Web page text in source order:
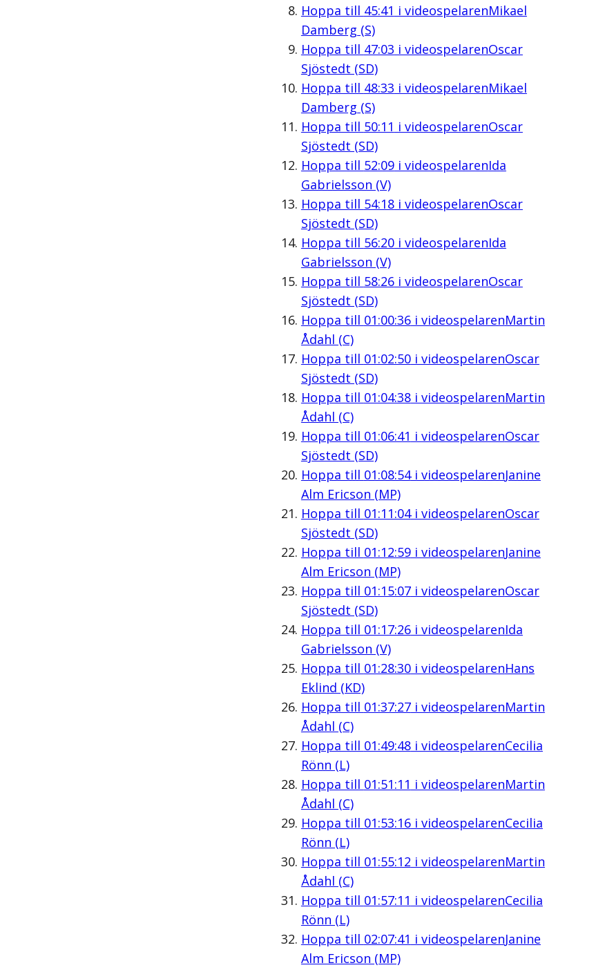
Hoppa till 45:41 i videospelarenMikael
Damberg (S)
Hoppa till 47:03 i videospelarenOscar
Sjöstedt (SD)
Hoppa till 48:33 i videospelarenMikael
Damberg (S)
Hoppa till 50:11 i videospelarenOscar
Sjöstedt (SD)
Hoppa till 52:09i videospelarenIda
Gabrielsson (V)
Hoppa till 54:18i videospelarenOscar
Sjöstedt (SD)
Hoppa till 56:20i videospelarenIda
Gabrielsson (V)
Hoppa till 58:26i videospelarenOscar
Sjöstedt (SD)
Hoppa till 01:00:36i videospelarenMartin
Ådahl (C)
Hoppa till 01:02:50i videospelarenOscar
Sjöstedt (SD)
Hoppa till 01:04:38i videospelarenMartin
Ådahl (C)
Hoppa till 01:06:41 i videospelarenOscar
Sjöstedt (SD)
Hoppa till 01:08:54i videospelarenJanine
Alm Ericson (MP)
Hoppa till 01:11:04i videospelarenOscar
Sjöstedt (SD)
Hoppa till 01:12:59i videospelarenJanine
Alm Ericson (MP)
Hoppa till 01:15:07i videospelarenOscar
Sjöstedt (SD)
Hoppa till 01:17:26i videospelarenIda
Gabrielsson (V)
Hoppa till 01:28:30i videospelarenHans
Eklind (KD)
Hoppa till 01:37:27i videospelarenMartin
Ådahl (C)
Hoppa till 01:49:48i videospelarenCecilia
Rönn (L)
Hoppa till 01:51:11 i videospelarenMartin
Ådahl (C)
Hoppa till 01:53:16i videospelarenCecilia
Rönn (L)
Hoppa till 01:55:12 i videospelarenMartin
Ådahl (C)
Hoppa till 01:57:11 i videospelarenCecilia
Rönn (L)
Hoppa till 02:07:41 i videospelarenJanine
Alm Ericson (MP)